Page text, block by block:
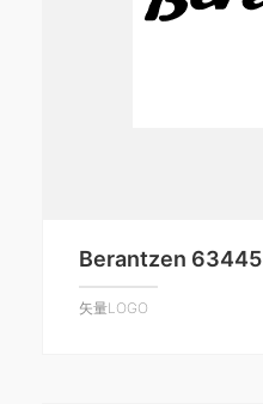
Berantzen 63445
矢量LOGO